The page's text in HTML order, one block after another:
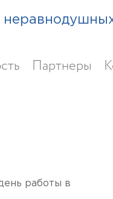
Партнеры
работы в